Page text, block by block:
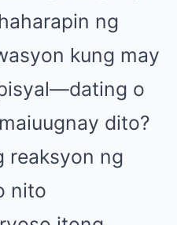
ng
kung may
o
dito?
reaksyon ng
nito